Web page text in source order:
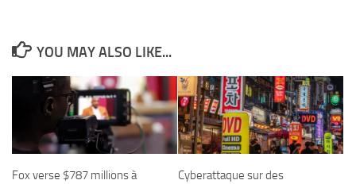
YOU MAY ALSO LIKE...
Fox verse $787 millions à
Cyberattaque sur des